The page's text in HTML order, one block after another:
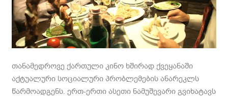
თანამედროვე ქართული კინო ხშირად ქვეყანაში
აქტუალური სოციალური პრობლემების ანარეკლს
წარმოადგენს. ერთ-ერთი ასეთი ნამუშევარი გვიხატავს